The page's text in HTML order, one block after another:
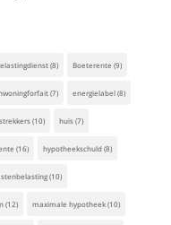
(8) Boeterente (9)
(7) energielabel(8)
(10) huis(7)
(16) hypotheekschuld(8)
(10)
(12) maximale hypotheek(10)